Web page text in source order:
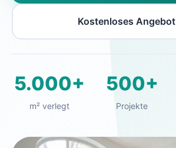
Kostenloses Angebot
5.000+
m² verlegt
500+
Projekte